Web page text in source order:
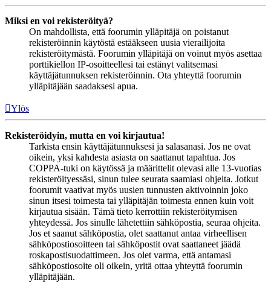
Miksi en voi rekisteröityä?
On mahdollista, että foorumin ylläpitäjä on poistanut
rekisteröinnin käytöstä estääkseen uusia vierailijoita
rekisteröitymästä. Foorumin ylläpitäjä on voinut myös asettaa
porttikiellon IP-osoitteellesi tai estänyt valitsemasi
käyttäjätunnuksen rekisteröinnin. Ota yhteyttä foorumin
ylläpitäjään saadaksesi apua.
Ylös
Rekisteröidyin, mutta en voi kirjautua!
Tarkista ensin käyttäjätunnuksesi ja salasanasi. Jos ne ovat
oikein, yksi kahdesta asiasta on saattanut tapahtua. Jos
COPPA-tuki on käytössä ja määrittelit olevasi alle 13-vuotias
rekisteröityessäsi, sinun tulee seurata saamiasi ohjeita. Jotkut
foorumit vaativat myös uusien tunnusten aktivoinnin joko
sinun itsesi toimesta tai ylläpitäjän toimesta ennen kuin voit
kirjautua sisään. Tämä tieto kerrottiin rekisteröitymisen
yhteydessä. Jos sinulle lähetettiin sähköpostia, seuraa ohjeita.
Jos et saanut sähköpostia, olet saattanut antaa virheellisen
sähköpostiosoitteen tai sähköpostit ovat saattaneet jäädä
roskapostisuodattimeen. Jos olet varma, että antamasi
sähköpostiosoite oli oikein, yritä ottaa yhteyttä foorumin
ylläpitäjään.